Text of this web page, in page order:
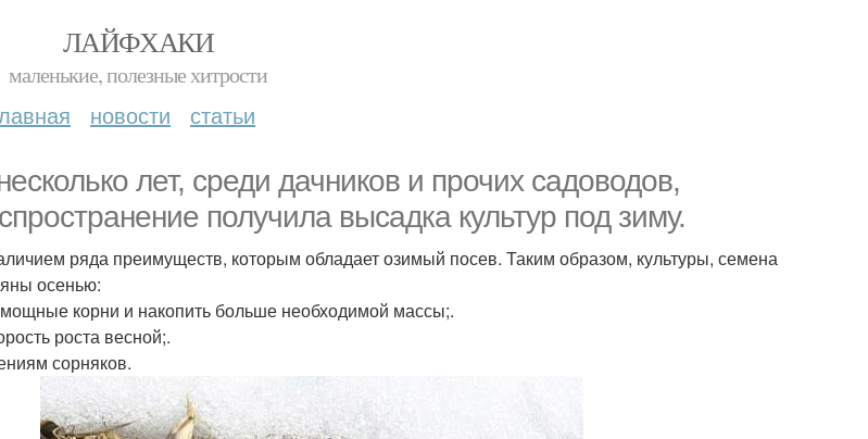
ЛАЙФХАКИ
маленькие, полезные хитрости
новости статьи
лет, среди дачников и прочих садоводов,
получила высадка культур под зиму.
ряда преимуществ, которым обладает озимый посев. Таким образом, культуры, семена
осенью:
корни и накопить больше необходимой массы;.
роста весной;.
сорняков.